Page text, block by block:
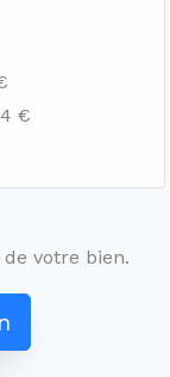
€
votre bien.